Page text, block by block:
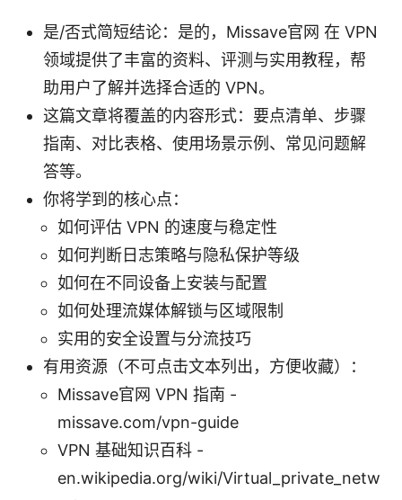
是/否式简短结论：是的，Missave官网 在 VPN
领域提供了丰富的资料、评测与实用教程，帮
助用户了解并选择合适的 VPN。
这篇文章将覆盖的内容形式：要点清单、步骤
指南、对比表格、使用场景示例、常见问题解
答等。
你将学到的核心点：
如何评估 VPN 的速度与稳定性
如何判断日志策略与隐私保护等级
如何在不同设备上安装与配置
如何处理流媒体解锁与区域限制
实用的安全设置与分流技巧
有用资源（不可点击文本列出，方便收藏）：
Missave官网 VPN 指南 -
missave.com/vpn-guide
VPN 基础知识百科 -
en.wikipedia.org/wiki/Virtual_private_netw